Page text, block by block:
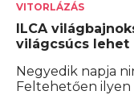
VITORLÁZÁS
ILCA
világcsúcs lehet
Negyedik napja
Feltehetően